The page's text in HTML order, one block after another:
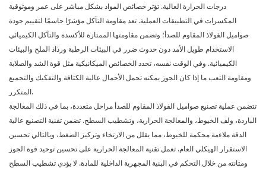
درجات الحرارة العالية. تؤثر خصائص المواد بشكل مباشر على عمر وموثوقية
المكسرات في التطبيقات العملية. تعد مقاومة التآكل مؤشرًا حاسمًا لتقييم جودة
صواميل الفولاذ المقاوم للصدأ؛ وتضمن مقاومتها الممتازة للأكسدة والتآكل الكيميائي
الاستخدام طويل الأمد دون حدوث ضرر في البيئات الرطبة ورذاذ الملح والبيئات
الكيميائية. وفي الوقت نفسه، تحدد الخصائص الميكانيكية مثل قوة الشد والصلابة
ومقاومة التعب ما إذا كان الجوز يمكنه تحمل الأحمال عالية الكثافة والتفكيك والتجميع
المتكرر.
تتضمن عملية تصنيع صواميل الفولاذ المقاوم للصدأ مراحل متعددة، بما في ذلك المعالجة
الباردة، ولف الخيوط، والمعالجة الحرارية، وتشطيب السطح. تضمن تقنية التصنيع عالية
الدقة ملاءمة محكمة للخيوط، مما يقلل من الارتخاء وتركيز الضغط، وبالتالي تحسين
الاستقرار الهيكلي العام. تعمل تقنية المعالجة الحرارية على تحسين توحيد قوة الجوز
ومتانته من خلال التحكم في البنية المجهرية الداخلية للمادة. لا يؤدي تشطيب السطح